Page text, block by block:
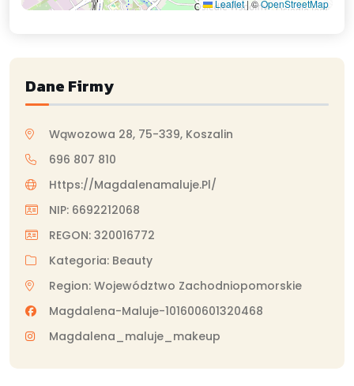
Leaflet|©OpenStreetMap
Dane Firmy
Wąwozowa 28, 75-339, Koszalin
696 807 810
Https://magdalenamaluje.pl/
NIP: 6692212068
REGON: 320016772
Kategoria: Beauty
Region: Województwo Zachodniopomorskie
Magdalena-Maluje-101600601320468
Magdalena_maluje_makeup